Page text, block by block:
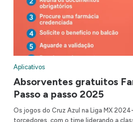
Aplicativos
Absorventes gratuitos
Passo a passo 2025
Os jogos do Cruz Azul na Liga MX
torcedores, com o time liderando a